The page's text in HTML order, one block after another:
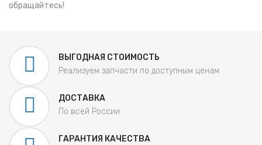
обращайтесь!
ВЫГОДНАЯ СТОИМОСТЬ
Реализуем запчасти по доступным ценам
ДОСТАВКА
По всей России
ГАРАНТИЯ КАЧЕСТВА